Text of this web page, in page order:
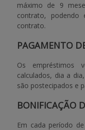
máximo de 9
contrato, podendo
contrato.
PAGAMENTO
Os empréstimos
calculados, dia a
são postecipados e
BONIFICAÇÃO
Em cada período